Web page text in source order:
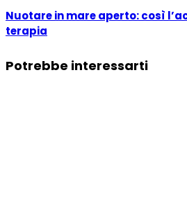
Nuotare in mare aperto: così
terapia
Potrebbe interessarti